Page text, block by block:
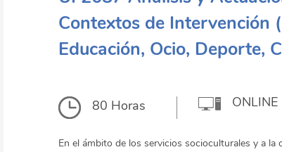
Contextos de Intervención
Educación, Ocio, Deporte,
80 Horas ONLINE
En el ámbito de los servicios socioculturales y a la